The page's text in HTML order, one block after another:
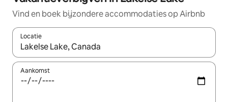
Vind en boek bijzondere accommodaties op Airbnb
Locatie
Wanneer er resultaten beschikbaar zijn, maak je een keuze
Aankomst